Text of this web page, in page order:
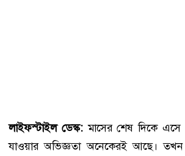
লাইফস্টাইল ডেস্ক:মাসের শেষ দিকে এসে
যাওয়ার অভিজ্ঞতা অনেকেরই আছে। তখন